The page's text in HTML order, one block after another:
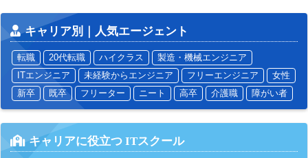
キャリア別｜人気エージェント
転職 20代転職 ハイクラス
製造・機械エンジニア
ITエンジニア
未経験からエンジニア フリーエンジニア
女性
新卒
既卒 フリーター ニート 高卒 介護職 障がい者
キャリアに役立つ ITスクール